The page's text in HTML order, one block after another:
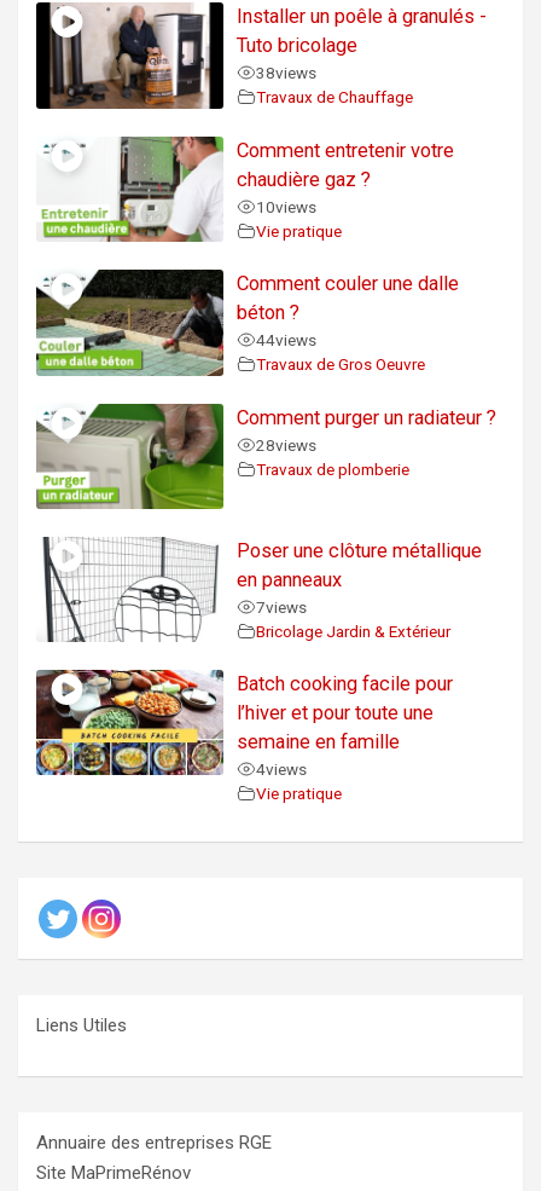
Installer un poêle à granulés -
Tuto bricolage
38views
Travaux de Chauffage
Comment entretenir votre
chaudière gaz ?
10views
Vie pratique
Comment couler une dalle
béton ?
44views
Travaux de Gros Oeuvre
Comment purger un radiateur ?
28views
Travaux de plomberie
Poser une clôture métallique
en panneaux
7views
Bricolage Jardin & Extérieur
Batch cooking facile pour
l’hiver et pour toute une
semaine en famille
4views
Vie pratique
Liens Utiles
Annuaire des entreprises RGE
Site MaPrimeRénov